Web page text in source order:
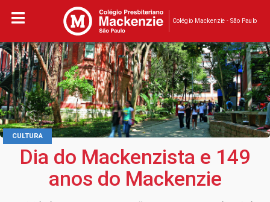
Colégio Mackenzie - São Paulo
CULTURA
Dia do Mackenzista e 149
anos do Mackenzie